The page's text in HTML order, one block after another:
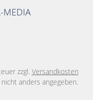
MEDIA
zzgl. Versandkosten
anders angegeben.